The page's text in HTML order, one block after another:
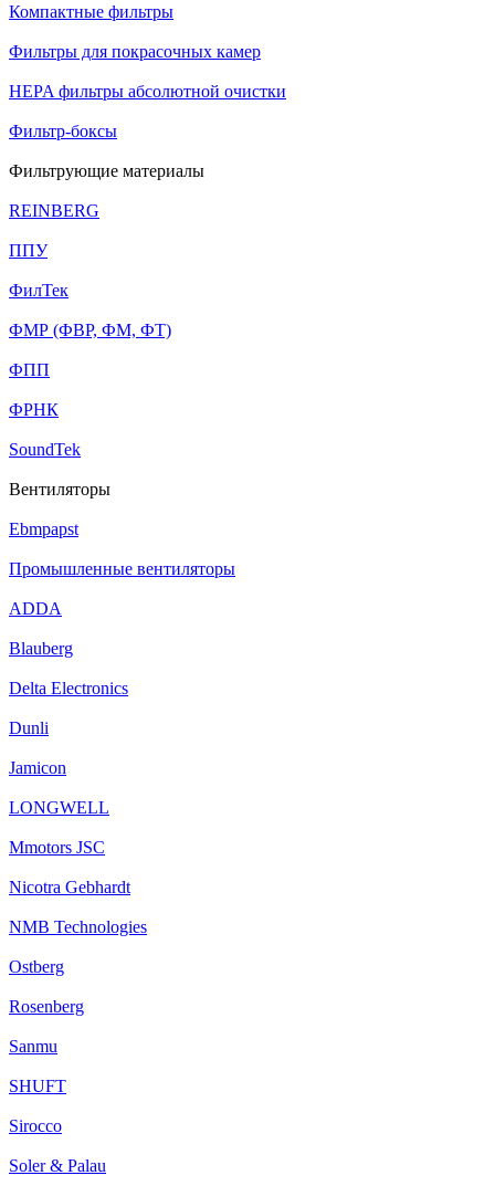
Компактные фильтры
Фильтры для покрасочных камер
HEPA фильтры абсолютной очистки
Фильтр-боксы
Фильтрующие материалы
REINBERG
ППУ
ФилТек
ФМР (ФВР, ФМ, ФТ)
ФПП
ФРНК
SoundTek
Вентиляторы
Ebmpapst
Промышленные вентиляторы
ADDA
Blauberg
Delta Electronics
Dunli
Jamicon
LONGWELL
Mmotors JSC
Nicotra Gebhardt
NMB Technologies
Ostberg
Rosenberg
Sanmu
SHUFT
Sirocco
Soler & Palau